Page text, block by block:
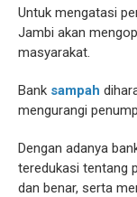
Untuk mengatasi
Jambi akan
masyarakat.
Bank sampah
mengurangi
Dengan adanya
teredukasi tentang
dan benar, serta